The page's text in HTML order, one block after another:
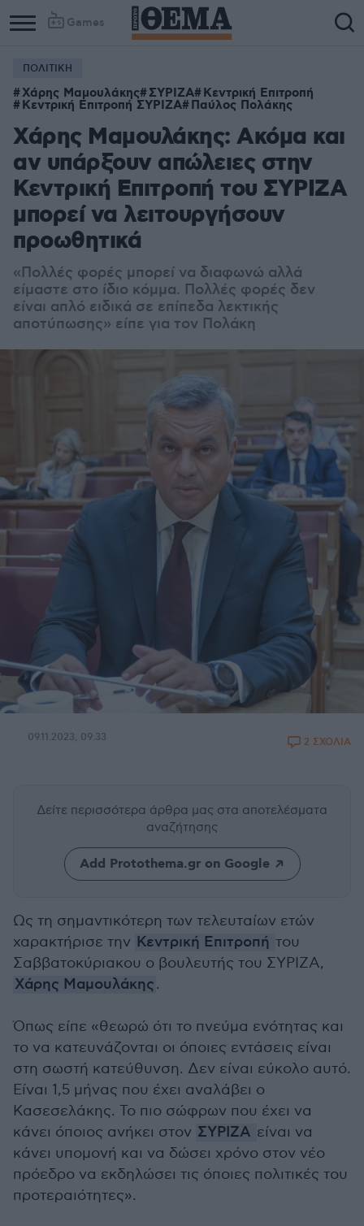
Games
Column
1
Column
2
ΠΟΛΙΤΙΚΗ
Χάρης Μαμουλάκης ΣΥΡΙΖΑ Κεντρική Επιτροπή
Κεντρική Επιτροπή ΣΥΡΙΖΑ Παύλος Πολάκης
Χάρης Μαμουλάκης: Ακόμα και
αν υπάρξουν απώλειες στην
Κεντρική Επιτροπή του ΣΥΡΙΖΑ
μπορεί να λειτουργήσουν
προωθητικά
«Πολλές φορές μπορεί να διαφωνώ αλλά
είμαστε στο ίδιο κόμμα. Πολλές φορές δεν
είναι απλό ειδικά σε επίπεδα λεκτικής
αποτύπωσης» είπε για τον Πολάκη
09.11.2023, 09:33 2 ΣΧΟΛΙΑ
Δείτε περισσότερα άρθρα μας στα αποτελέσματα
αναζήτησης
Add Protothema.gr on Google
Ως τη σημαντικότερη των τελευταίων ετών
χαρακτήρισε την Κεντρική Επιτροπή του
Σαββατοκύριακου ο βουλευτής του ΣΥΡΙΖΑ,
Χάρης Μαμουλάκης.
Όπως είπε «θεωρώ ότι το πνεύμα ενότητας και
το να κατευνάζονται οι όποιες εντάσεις είναι
στη σωστή κατεύθυνση. Δεν είναι εύκολο αυτό.
Είναι 1,5 μήνας που έχει αναλάβει ο
Κασεσελάκης. Το πιο σώφρων που έχει να
κάνει όποιος ανήκει στον ΣΥΡΙΖΑ είναι να
κάνει υπομονή και να δώσει χρόνο στον νέο
πρόεδρο να εκδηλώσει τις όποιες πολιτικές του
προτεραιότητες».